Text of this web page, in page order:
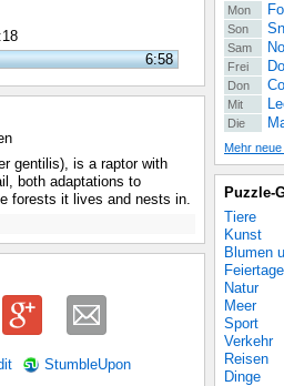
6:58
gentilis), is a raptor with
both adaptations to
forests it lives and nests in.
StumbleUpon
Mon
Son
Sam
Frei
Don
Mit
Die
Mehr
Puzzle-
Tiere
Kunst
Blumen
Feiertage
Natur
Meer
Sport
Verkehr
Reisen
Dinge